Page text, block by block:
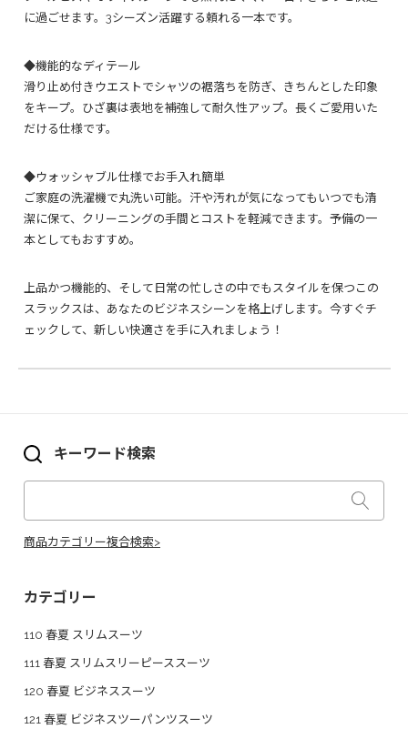
に過ごせます。3シーズン活躍する頼れる一本です。
◆機能的なディテール
滑り止め付きウエストでシャツの裾落ちを防ぎ、きちんとした印象
をキープ。ひざ裏は表地を補強して耐久性アップ。長くご愛用いた
だける仕様です。
◆ウォッシャブル仕様でお手入れ簡単
ご家庭の洗濯機で丸洗い可能。汗や汚れが気になってもいつでも清
潔に保て、クリーニングの手間とコストを軽減できます。予備の一
本としてもおすすめ。
上品かつ機能的、そして日常の忙しさの中でもスタイルを保つこの
スラックスは、あなたのビジネスシーンを格上げします。今すぐチ
ェックして、新しい快適さを手に入れましょう！
キーワード検索
商品カテゴリー複合検索>
カテゴリー
110 春夏 スリムスーツ
111 春夏 スリムスリーピーススーツ
120 春夏 ビジネススーツ
121 春夏 ビジネスツーパンツスーツ